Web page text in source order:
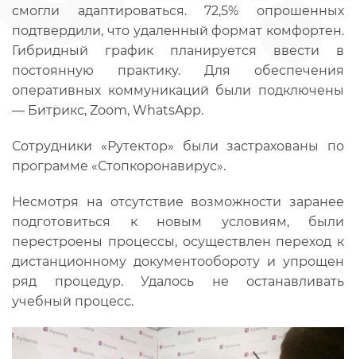
смогли адаптироваться. 72,5% опрошенных
подтвердили, что удаленный формат комфортен.
Гибридный график планируется ввести в
постоянную практику. Для обеспечения
оперативных коммуникаций были подключены
— Битрикс, Zoom, WhatsApp.
Сотрудники «Рутектор» были застрахованы по
программе «Стопкоронавирус».
Несмотря на отсутствие возможности заранее
подготовиться к новым условиям, были
перестроены процессы, осуществлен переход к
дистанционному документообороту и упрощен
ряд процедур. Удалось не останавливать
учебный процесс.